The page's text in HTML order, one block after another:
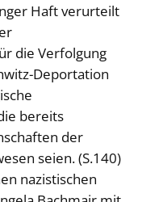
Haft verurteilt
die Verfolgung
Deportation
bereits
der
seien. (S.140)
nazistischen